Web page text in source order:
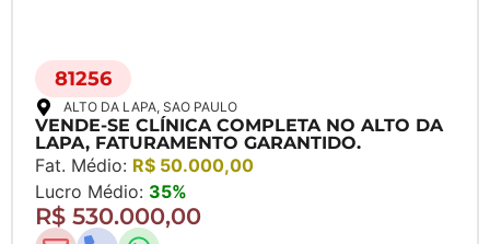
81256
ALTO DA LAPA, SAO PAULO
VENDE-SE CLÍNICA COMPLETA NO ALTO DA
LAPA, FATURAMENTO GARANTIDO.
Fat. Médio: R$ 50.000,00
Lucro Médio: 35%
R$ 530.000,00